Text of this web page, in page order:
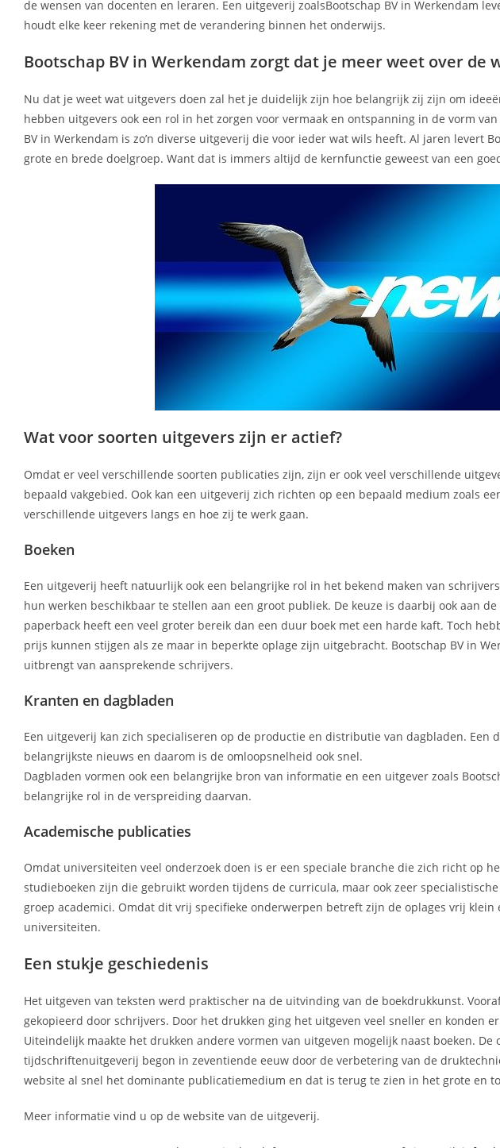
de wensen van docenten en leraren. Een uitgeverij zoalsBootschap BV in Werkendam
houdt elke keer rekening met de verandering binnen het onderwijs.
Bootschap BV in Werkendam zorgt dat je meer weet over de
Nu dat je weet wat uitgevers doen zal het je duidelijk zijn hoe belangrijk zij zijn om
hebben uitgevers ook een rol in het zorgen voor vermaak en ontspanning in de vorm
BV in Werkendam is zo’n diverse uitgeverij die voor ieder wat wils heeft. Al jaren levert
grote en brede doelgroep. Want dat is immers altijd de kernfunctie geweest van een
Wat voor soorten uitgevers zijn er actief?
Omdat er veel verschillende soorten publicaties zijn, zijn er ook veel verschillende
bepaald vakgebied. Ook kan een uitgeverij zich richten op een bepaald medium zoals
verschillende uitgevers langs en hoe zij te werk gaan.
Boeken
Een uitgeverij heeft natuurlijk ook een belangrijke rol in het bekend maken van
hun werken beschikbaar te stellen aan een groot publiek. De keuze is daarbij ook aan
paperback heeft een veel groter bereik dan een duur boek met een harde kaft. Toch
prijs kunnen stijgen als ze maar in beperkte oplage zijn uitgebracht. Bootschap BV in
uitbrengt van aansprekende schrijvers.
Kranten en dagbladen
Een uitgeverij kan zich specialiseren op de productie en distributie van dagbladen. Een
belangrijkste nieuws en daarom is de omloopsnelheid ook snel.
Dagbladen vormen ook een belangrijke bron van informatie en een uitgever zoals
belangrijke rol in de verspreiding daarvan.
Academische publicaties
Omdat universiteiten veel onderzoek doen is er een speciale branche die zich richt op
studieboeken zijn die gebruikt worden tijdens de curricula, maar ook zeer
groep academici. Omdat dit vrij specifieke onderwerpen betreft zijn de oplages vrij
universiteiten.
Een stukje geschiedenis
Het uitgeven van teksten werd praktischer na de uitvinding van de boekdrukkunst.
gekopieerd door schrijvers. Door het drukken ging het uitgeven veel sneller en konden
Uiteindelijk maakte het drukken andere vormen van uitgeven mogelijk naast boeken.
tijdschriftenuitgeverij begon in zeventiende eeuw door de verbetering van de
website al snel het dominante publicatiemedium en dat is terug te zien in het grote en
Meer informatie vind u op de website van de uitgeverij.